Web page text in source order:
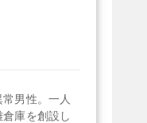
男性。一人
庫を創設し